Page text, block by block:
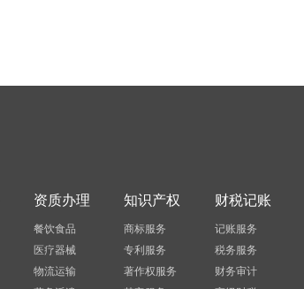
资质办理
餐饮食品
医疗器械
物流运输
知识产权
商标服务
专利服务
著作权服务
财税记账
记账服务
税务服务
财务审计